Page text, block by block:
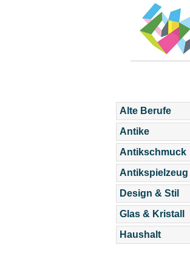
Alte Berufe
Antike
Antikschmuck
Antikspielzeug
Design & Stil
Glas & Kristall
Haushalt